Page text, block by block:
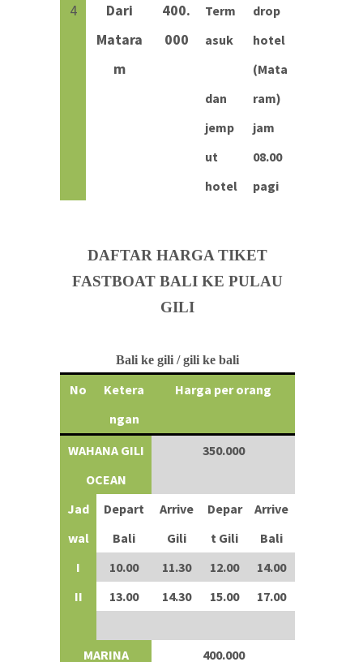
4
Dari
Matara
m
400.
000
Term
asuk
dan
jemp
ut
hotel
drop
hotel
(Mata
ram)
jam
08.00
pagi
DAFTAR HARGA TIKET
FASTBOAT BALI KE PULAU
GILI
Bali ke gili / gili ke bali
No
Ketera
ngan
Harga per orang
WAHANA GILI
OCEAN
350.000
Jad
wal
Depart
Bali
Arrive
Gili
Depar
t Gili
Arrive
Bali
I
10.00 11.30 12.00
14.00
II
13.00 14.30 15.00 17.00
MARINA
400.000